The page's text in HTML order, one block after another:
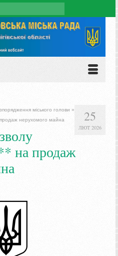
25
ЛЮТ 2026
міського голови »
нерухомого майна
продаж